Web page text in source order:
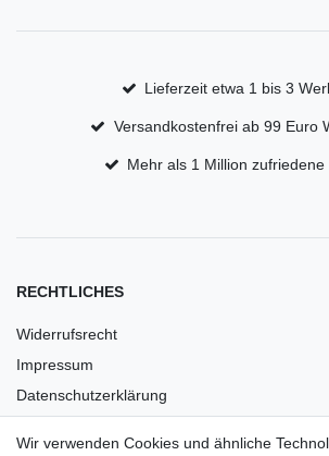
Lieferzeit etwa 1 bis 3
Versandkostenfrei ab 99 Euro
Mehr als 1 Million zufriedene
RECHTLICHES
Widerrufsrecht
Impressum
Datenschutzerklärung
Wir verwenden Cookies und ähnliche